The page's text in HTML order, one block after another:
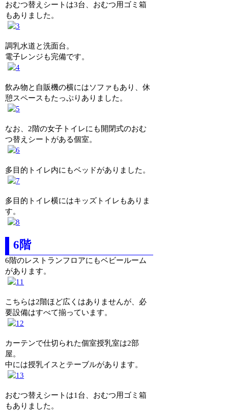
おむつ替えシートは3台、おむつ用ゴミ箱
もありました。
調乳水道と洗面台。
電子レンジも完備です。
飲み物と自販機の横にはソファもあり、休
憩スペースもたっぷりありました。
なお、2階の女子トイレにも開閉式のおむ
つ替えシートがある個室。
多目的トイレ内にもベッドがありました。
多目的トイレ横にはキッズトイレもありま
す。
6階
6階のレストランフロアにもベビールーム
があります。
こちらは2階ほど広くはありませんが、必
要設備はすべて揃っています。
カーテンで仕切られた個室授乳室は2部
屋。
中には授乳イスとテーブルがあります。
おむつ替えシートは1台、おむつ用ゴミ箱
もありました。